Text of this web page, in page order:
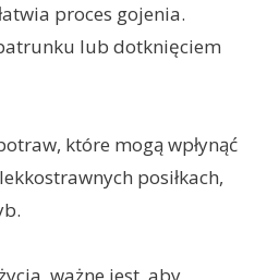
proces gojenia.
lub dotknięciem
które mogą wpłynąć
posiłkach,